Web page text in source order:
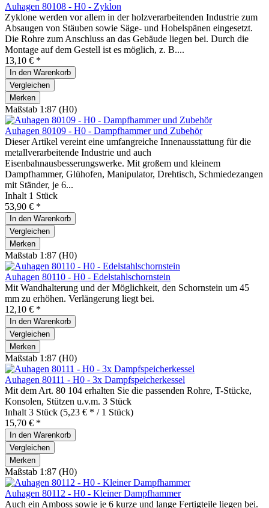
Auhagen 80108 - H0 - Zyklon
Zyklone werden vor allem in der holzverarbeitenden Industrie zum
Absaugen von Stäuben sowie Säge- und Hobelspänen eingesetzt.
Die Rohre zum Anschluss an das Gebäude liegen bei. Durch die
Montage auf dem Gestell ist es möglich, z. B....
13,10 € *
In den Warenkorb
Vergleichen
Merken
Maßstab 1:87 (H0)
Auhagen 80109 - H0 - Dampfhammer und Zubehör
Dieser Artikel vereint eine umfangreiche Innenausstattung für die
metallverarbeitende Industrie und auch
Eisenbahnausbesserungswerke. Mit großem und kleinem
Dampfhammer, Glühofen, Manipulator, Drehtisch, Schmiedezangen
mit Ständer, je 6...
Inhalt 1 Stück
53,90 € *
In den Warenkorb
Vergleichen
Merken
Maßstab 1:87 (H0)
Auhagen 80110 - H0 - Edelstahlschornstein
Mit Wandhalterung und der Möglichkeit, den Schornstein um 45
mm zu erhöhen. Verlängerung liegt bei.
12,10 € *
In den Warenkorb
Vergleichen
Merken
Maßstab 1:87 (H0)
Auhagen 80111 - H0 - 3x Dampfspeicherkessel
Mit dem Art. 80 104 erhalten Sie die passenden Rohre, T-Stücke,
Konsolen, Stützen u.v.m. 3 Stück
Inhalt 3 Stück (5,23 € * / 1 Stück)
15,70 € *
In den Warenkorb
Vergleichen
Merken
Maßstab 1:87 (H0)
Auhagen 80112 - H0 - Kleiner Dampfhammer
Auch ein Amboss sowie je 6 kurze und lange Fertigteile liegen bei.